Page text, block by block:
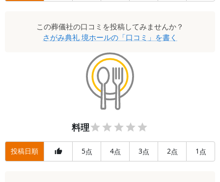
この葬儀社の口コミを投稿してみませんか？
さがみ典礼 境ホールの「口コミ」を書く
料理
投稿日順 5点 4点 3点 2点 1 点